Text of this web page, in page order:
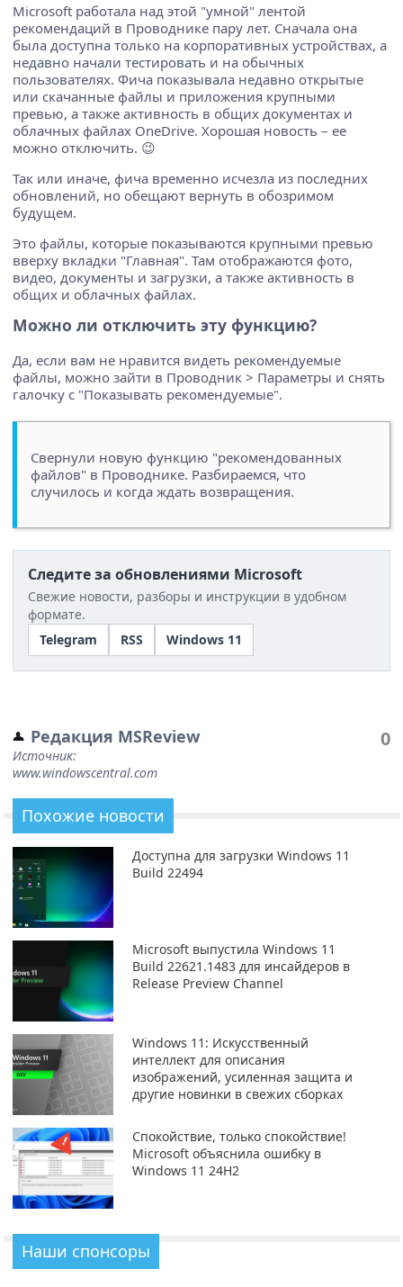
Microsoft работала над этой "умной" лентой
рекомендаций в Проводнике пару лет. Сначала она
была доступна только на корпоративных устройствах, а
недавно начали тестировать и на обычных
пользователях. Фича показывала недавно открытые
или скачанные файлы и приложения крупными
превью, а также активность в общих документах и
облачных файлах OneDrive. Хорошая новость – ее
можно отключить. 😉
Так или иначе, фича временно исчезла из последних
обновлений, но обещают вернуть в обозримом
будущем.
Это файлы, которые показываются крупными превью
вверху вкладки "Главная". Там отображаются фото,
видео, документы и загрузки, а также активность в
общих и облачных файлах.
Можно ли отключить эту функцию?
Да, если вам не нравится видеть рекомендуемые
файлы, можно зайти в Проводник > Параметры и снять
галочку с "Показывать рекомендуемые".
Свернули новую функцию "рекомендованных
файлов" в Проводнике. Разбираемся, что
случилось и когда ждать возвращения.
Следите за обновлениями Microsoft
Свежие новости, разборы и инструкции в удобном
формате.
Telegram
RSS Windows 11
Редакция MSReview
Источник:
www.windowscentral.com
0
Похожие новости
Доступна для загрузки Windows 11
Build 22494
Microsoft выпустила Windows 11
Build 22621.1483 для инсайдеров в
Release Preview Channel
Windows 11: Искусственный
интеллект для описания
изображений, усиленная защита и
другие новинки в свежих сборках
Спокойствие, только спокойствие!
Microsoft объяснила ошибку в
Windows 11 24H2
Наши спонсоры